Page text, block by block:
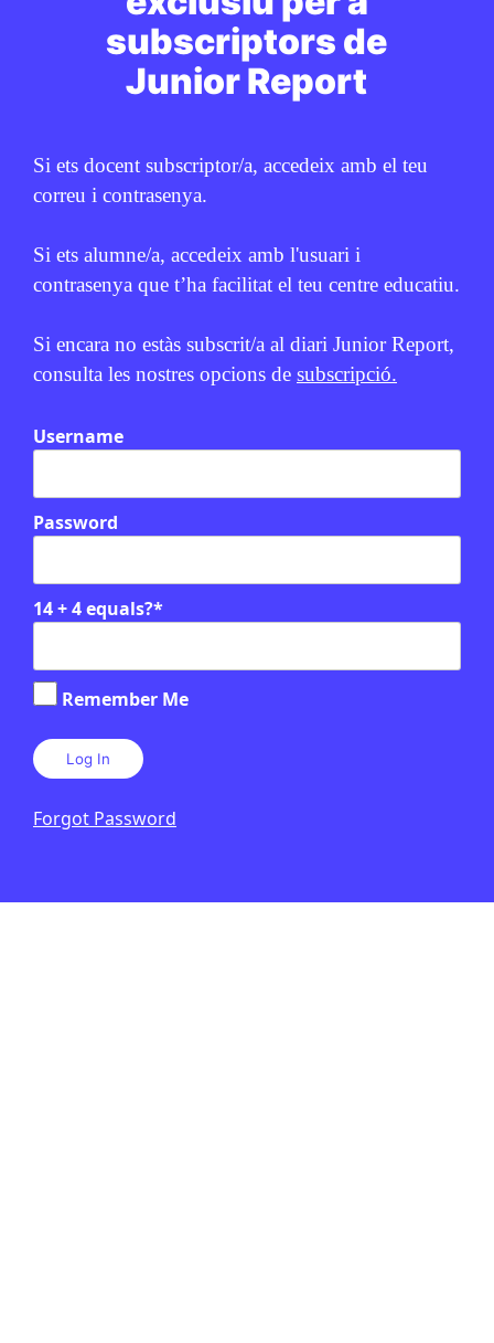
subscriptors de
Junior Report
Si ets docent subscriptor/a, accedeix amb el teu
correu i contrasenya.
Si ets alumne/a, accedeix amb l'usuari i
contrasenya que t’ha facilitat el teu centre educatiu.
Si encara no estàs subscrit/a al diari Junior Report,
consulta les nostres opcions de subscripció.
Username
Password
14 + 4 equals?*
Remember Me
Forgot Password
CICLE SUPERIOR DE PRIMÀRIA 1R CICLE ESO
2N CICLE ESO